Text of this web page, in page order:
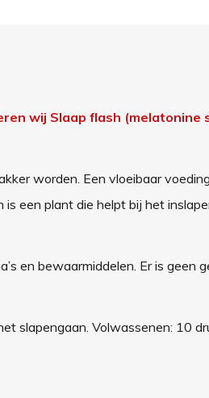
wij Slaap flash (melatonine
worden. Een vloeibaar
een plant die helpt bij het
en bewaarmiddelen. Er is geen
slapengaan. Volwassenen: 10